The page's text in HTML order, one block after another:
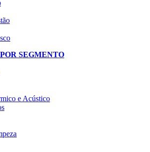
SEGMENTO
e Acústico